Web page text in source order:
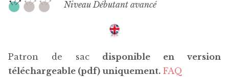
Niveau Débutant avancé
Patron de sac disponible en version
téléchargeable (pdf) uniquement. FAQ